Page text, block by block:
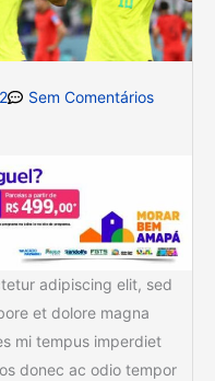
Sem Comentários
adipiscing elit, sed
et dolore magna
mi tempus imperdiet
donec ac odio tempor